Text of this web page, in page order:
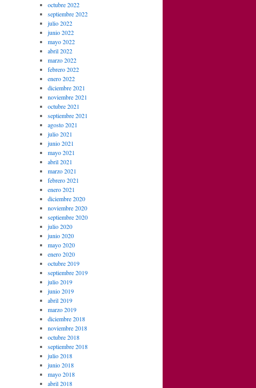
octubre 2022
septiembre 2022
julio 2022
junio 2022
mayo 2022
abril 2022
marzo 2022
febrero 2022
enero 2022
diciembre 2021
noviembre 2021
octubre 2021
septiembre 2021
agosto 2021
julio 2021
junio 2021
mayo 2021
abril 2021
marzo 2021
febrero 2021
enero 2021
diciembre 2020
noviembre 2020
septiembre 2020
julio 2020
junio 2020
mayo 2020
enero 2020
octubre 2019
septiembre 2019
julio 2019
junio 2019
abril 2019
marzo 2019
diciembre 2018
noviembre 2018
octubre 2018
septiembre 2018
julio 2018
junio 2018
mayo 2018
abril 2018